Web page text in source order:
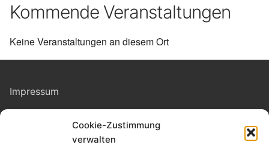
Cookie-Zustimmung
verwalten
Kommende Veranstaltungen
Keine Veranstaltungen an diesem Ort
Impressum